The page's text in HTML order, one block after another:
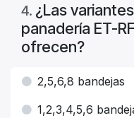
4. ¿Las
panadería ET-
ofrecen?
2,5,6,8 bandejas
1,2,3,4,5,6